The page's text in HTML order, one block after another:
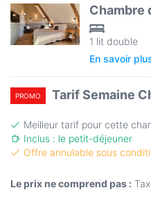
Chambre
1 lit double
En savoir
PROMO Tarif Semaine
Meilleur tarif pour cette
Inclus : le petit-déjeuner
Offre annulable sous
Le prix ne comprend pas :